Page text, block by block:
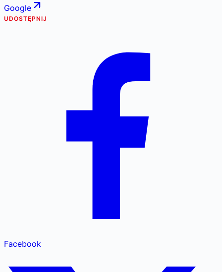
Google
UDOSTĘPNIJ
Facebook